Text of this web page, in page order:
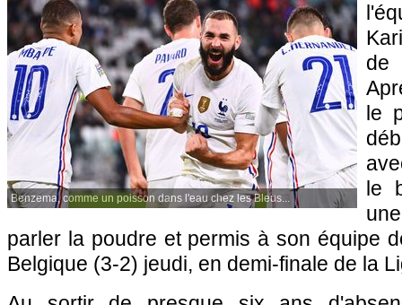
Benzema, comme un poisson dans l'eau chez les Bleus...
de
le
le
parler la poudre et permis à son équipe
Belgique (3-2) jeudi, en demi-finale de la